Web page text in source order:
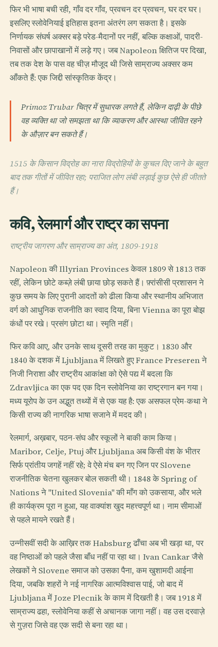
फिर भी भाषा बची रही, गाँव दर गाँव, प्रवचन दर प्रवचन, घर दर घर।
इसलिए स्लोवेनियाई इतिहास इतना अंतरंग लग सकता है। इसके
निर्णायक संघर्ष अक्सर बड़े परेड-मैदानों पर नहीं, बल्कि कक्षाओं, पादरी-
निवासों और छापाखानों में लड़े गए। जब Napoleon क्षितिज पर दिखा,
तब तक देश के पास वह चीज़ मौजूद थी जिसे साम्राज्य अक्सर कम
आँकते हैं: एक जिद्दी सांस्कृतिक केंद्र।
Primoz Trubar चित्र में सुधारक लगते हैं, लेकिन दाढ़ी के पीछे
वह व्यक्ति था जो समझता था कि व्याकरण और आस्था जीवित रहने
के औज़ार बन सकते हैं।
1515 के किसान विद्रोह का नारा विद्रोहियों के कुचल दिए जाने के बहुत
बाद तक गीतों में जीवित रहा; पराजित लोग लंबी लड़ाई कुछ ऐसे ही जीतते
हैं।
कवि, रेलमार्ग और राष्ट्र का सपना
राष्ट्रीय जागरण और साम्राज्य का अंत, 1809-1918
Napoleon की Illyrian Provinces केवल 1809 से 1813 तक
रहीं, लेकिन छोटे कब्ज़े लंबी छाया छोड़ सकते हैं। फ़्रांसीसी प्रशासन ने
कुछ समय के लिए पुरानी आदतों को ढीला किया और स्थानीय अभिजात
वर्ग को आधुनिक राजनीति का स्वाद दिया, बिना Vienna का पूरा बोझ
कंधों पर रखे। प्रसंग छोटा था। स्मृति नहीं।
फिर कवि आए, और उनके साथ दूसरी तरह का मुकुट। 1830 और
1840 के दशक में Ljubljana में लिखते हुए France Preseren ने
निजी निराशा और राष्ट्रीय आकांक्षा को ऐसे पद्य में बदला कि
Zdravljica का एक पद एक दिन स्लोवेनिया का राष्ट्रगान बन गया।
मध्य यूरोप के उन अद्भुत तथ्यों में से एक यह है: एक असफल प्रेम-कथा ने
किसी राज्य की नागरिक भाषा सजाने में मदद की।
रेलमार्ग, अख़बार, पठन-संघ और स्कूलों ने बाकी काम किया।
Maribor, Celje, Ptuj और Ljubljana अब किसी वंश के भीतर
सिर्फ प्रांतीय जगहें नहीं रहे; वे ऐसे मंच बन गए जिन पर Slovene
राजनीतिक चेतना खुलकर बोल सकती थी। 1848 के Spring of
Nations ने "United Slovenia" की माँग को उकसाया, और भले
ही कार्यक्रम पूरा न हुआ, यह वाक्यांश खुद महत्त्वपूर्ण था। नाम सीमाओं
से पहले मायने रखते हैं।
उन्नीसवीं सदी के आख़िर तक Habsburg ढाँचा अब भी खड़ा था, पर
वह निष्ठाओं को पहले जैसा बाँध नहीं पा रहा था। Ivan Cankar जैसे
लेखकों ने Slovene समाज को उसका पैना, कम खुशामदी आईना
दिया, जबकि शहरों ने नई नागरिक आत्मविश्वास पाई, जो बाद में
Ljubljana में Joze Plecnik के काम में दिखती है। जब 1918 में
साम्राज्य ढहा, स्लोवेनिया कहीं से अचानक जागा नहीं। वह उस दरवाज़े
से गुज़रा जिसे वह एक सदी से बना रहा था।